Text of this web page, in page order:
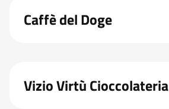
Caffè del Doge
Vizio Virtù Cioccolateria